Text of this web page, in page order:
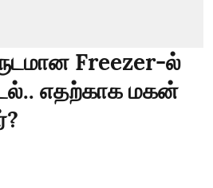
Freezer-ல்
எதற்காக மகன்